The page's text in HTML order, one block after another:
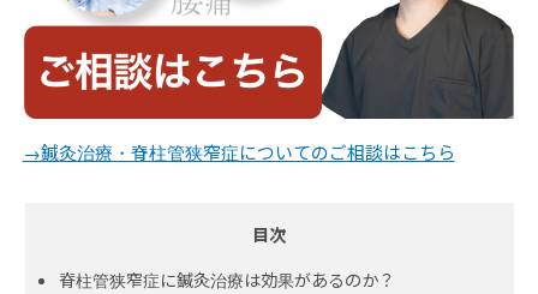
→鍼灸治療・脊柱管狭窄症についてのご相談はこちら
目次
脊柱管狭窄症に鍼灸治療は効果があるのか？